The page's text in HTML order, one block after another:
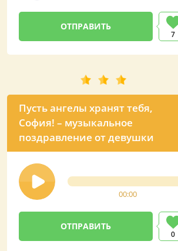
7
Пусть ангелы хранят тебя,
София! – музыкальное
поздравление от девушки
00:00
0